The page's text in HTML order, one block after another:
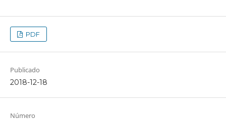
PDF
Publicado
2018-12-18
Número